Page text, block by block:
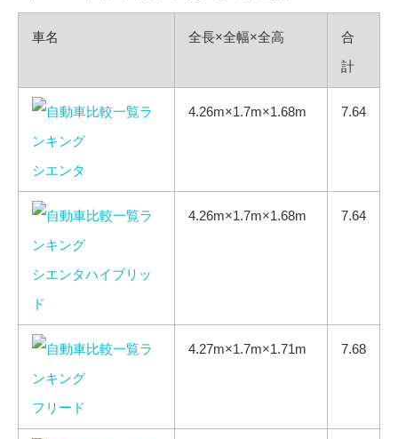
車名 全長×全幅×全高
合
計
シエンタ
4.26m×1.7m×1.68m 7.64
シエンタハイブリッ
ド
4.26m×1.7m×1.68m 7.64
フリード
4.27m×1.7m×1.71m 7.68